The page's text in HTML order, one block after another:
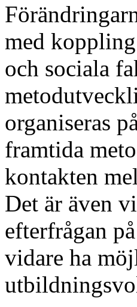
med
och sociala
organiseras
framtida
kontakten
Det är även
efterfrågan
vidare ha